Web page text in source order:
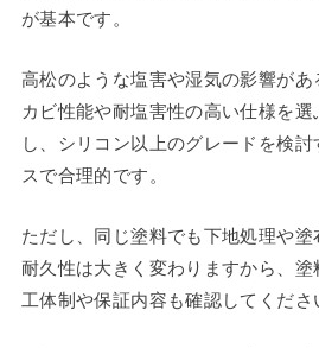
が基本です。
高松のような塩害や湿気の影響が
カビ性能や耐塩害性の高い仕様を
し、シリコン以上のグレードを検
スで合理的です。
ただし、同じ塗料でも下地処理や
耐久性は大きく変わりますから、
工体制や保証内容も確認してくださ